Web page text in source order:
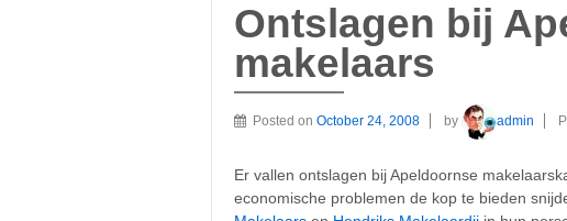
Ontslagen bij
makelaars
Posted on October 24, 2008 by admin
Er vallen ontslagen bij Apeldoornse
economische problemen de kop te bieden